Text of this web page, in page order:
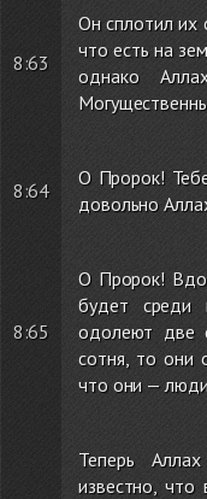
8:63
Он сплотил их
что есть на
однако
8:64
О Пророк!
довольно
8:65
О Пророк!
будет среди
одолеют две
сотня, то они
что они —
Теперь
известно,